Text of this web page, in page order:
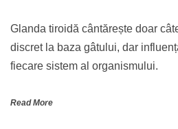
Glanda tiroidă cântărește doar
discret la baza gâtului, dar
fiecare sistem al organismului.
Read More